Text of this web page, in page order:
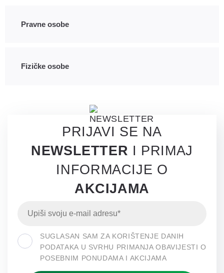
Pravne osobe
Fizičke osobe
PRIJAVI SE NA
NEWSLETTER I PRIMAJ
INFORMACIJE O
AKCIJAMA
SUGLASAN SAM ZA KORIŠTENJE DANIH
PODATAKA U SVRHU PRIMANJA OBAVIJESTI O
POSEBNIM PONUDAMA I AKCIJAMA